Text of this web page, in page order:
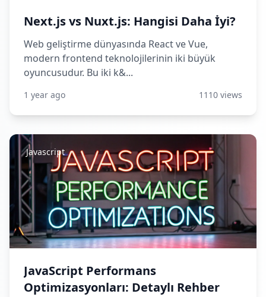
Next.js vs Nuxt.js: Hangisi Daha İyi?
Web geliştirme dünyasında React ve Vue,
modern frontend teknolojilerinin iki büyük
oyuncusudur. Bu iki k&...
1 year ago 1110 views
Javascript
JavaScript Performans
Optimizasyonları: Detaylı Rehber